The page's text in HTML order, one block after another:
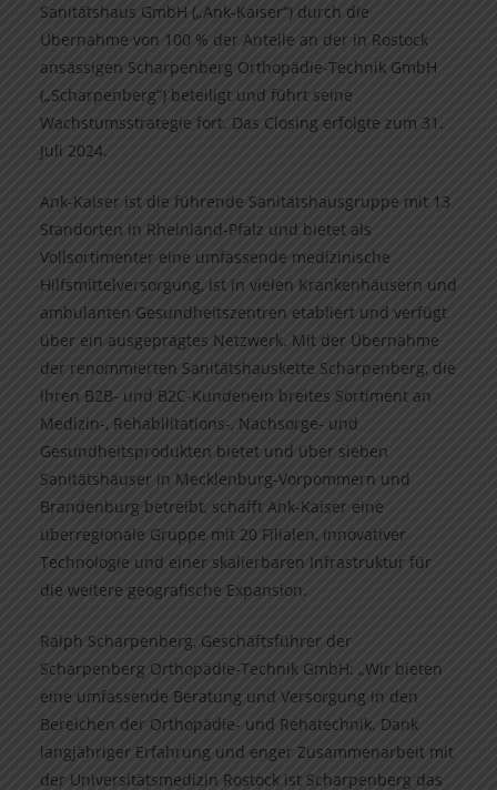
Sanitätshaus GmbH („Ank-Kaiser“) durch die
Übernahme von 100 % der Anteile an der in Rostock
ansässigen Scharpenberg Orthopädie-Technik GmbH
(„Scharpenberg“) beteiligt und führt seine
Wachstumsstrategie fort. Das Closing erfolgte zum 31.
Juli 2024.
Ank-Kaiser ist die führende Sanitätshausgruppe mit 13
Standorten in Rheinland-Pfalz und bietet als
Vollsortimenter eine umfassende medizinische
Hilfsmittelversorgung, ist in vielen Krankenhäusern und
ambulanten Gesundheitszentren etabliert und verfügt
über ein ausgeprägtes Netzwerk. Mit der Übernahme
der renommierten Sanitätshauskette Scharpenberg, die
ihren B2B- und B2C-Kundenein breites Sortiment an
Medizin-, Rehabilitations-, Nachsorge- und
Gesundheitsprodukten bietet und über sieben
Sanitätshäuser in Mecklenburg-Vorpommern und
Brandenburg betreibt, schafft Ank-Kaiser eine
überregionale Gruppe mit 20 Filialen, innovativer
Technologie und einer skalierbaren Infrastruktur für
die weitere geografische Expansion.
Ralph Scharpenberg, Geschäftsführer der
Scharpenberg Orthopädie-Technik GmbH: „Wir bieten
eine umfassende Beratung und Versorgung in den
Bereichen der Orthopädie- und Rehatechnik. Dank
langjähriger Erfahrung und enger Zusammenarbeit mit
der Universitätsmedizin Rostock ist Scharpenberg das